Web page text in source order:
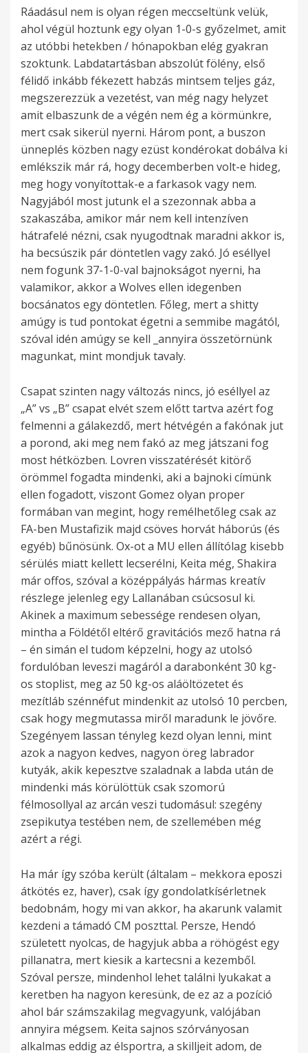
Ráadásul nem is olyan régen meccseltünk velük,
ahol végül hoztunk egy olyan 1-0-s győzelmet, amit
az utóbbi hetekben / hónapokban elég gyakran
szoktunk. Labdatartásban abszolút fölény, első
félidő inkább fékezett habzás mintsem teljes gáz,
megszerezzük a vezetést, van még nagy helyzet
amit elbaszunk de a végén nem ég a körmünkre,
mert csak sikerül nyerni. Három pont, a buszon
ünneplés közben nagy ezüst kondérokat dobálva ki
emlékszik már rá, hogy decemberben volt-e hideg,
meg hogy vonyítottak-e a farkasok vagy nem.
Nagyjából most jutunk el a szezonnak abba a
szakaszába, amikor már nem kell intenzíven
hátrafelé nézni, csak nyugodtnak maradni akkor is,
ha becsúszik pár döntetlen vagy zakó. Jó eséllyel
nem fogunk 37-1-0-val bajnokságot nyerni, ha
valamikor, akkor a Wolves ellen idegenben
bocsánatos egy döntetlen. Főleg, mert a shitty
amúgy is tud pontokat égetni a semmibe magától,
szóval idén amúgy se kell _annyira összetörnünk
magunkat, mint mondjuk tavaly.
Csapat szinten nagy változás nincs, jó eséllyel az
„A” vs „B” csapat elvét szem előtt tartva azért fog
felmenni a gálakezdő, mert hétvégén a fakónak jut
a porond, aki meg nem fakó az meg játszani fog
most hétközben. Lovren visszatérését kitörő
örömmel fogadta mindenki, aki a bajnoki címünk
ellen fogadott, viszont Gomez olyan proper
formában van megint, hogy remélhetőleg csak az
FA-ben Mustafizik majd csöves horvát háborús (és
egyéb) bűnösünk. Ox-ot a MU ellen állítólag kisebb
sérülés miatt kellett lecserélni, Keita még, Shakira
már offos, szóval a középpályás hármas kreatív
részlege jelenleg egy Lallanában csúcsosul ki.
Akinek a maximum sebessége rendesen olyan,
mintha a Földétől eltérő gravitációs mező hatna rá
– én simán el tudom képzelni, hogy az utolsó
fordulóban leveszi magáról a darabonként 30 kg-
os stoplist, meg az 50 kg-os aláöltözetet és
mezítláb szénnéfut mindenkit az utolsó 10 percben,
csak hogy megmutassa miről maradunk le jövőre.
Szegényem lassan tényleg kezd olyan lenni, mint
azok a nagyon kedves, nagyon öreg labrador
kutyák, akik kepesztve szaladnak a labda után de
mindenki más körülöttük csak szomorú
félmosollyal az arcán veszi tudomásul: szegény
zsepikutya testében nem, de szellemében még
azért a régi.
Ha már így szóba került (általam – mekkora eposzi
átkötés ez, haver), csak így gondolatkísérletnek
bedobnám, hogy mi van akkor, ha akarunk valamit
kezdeni a támadó CM poszttal. Persze, Hendó
született nyolcas, de hagyjuk abba a röhögést egy
pillanatra, mert kiesik a kartecsni a kezemből.
Szóval persze, mindenhol lehet találni lyukakat a
keretben ha nagyon keresünk, de ez az a pozíció
ahol bár számszakilag megvagyunk, valójában
annyira mégsem. Keita sajnos szórványosan
alkalmas eddig az élsportra, a skilljeit adom, de